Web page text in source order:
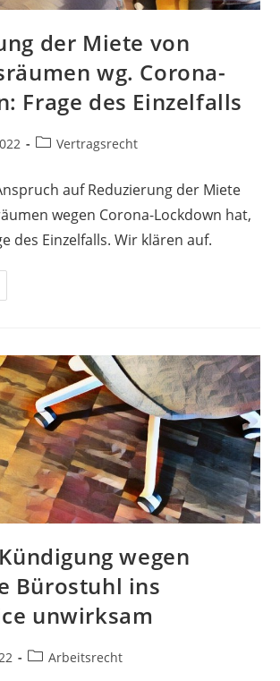
der Miete von
wg. Corona-
Frage des Einzelfalls
Vertragsrecht
auf Reduzierung der Miete
wegen Corona-Lockdown hat,
des Einzelfalls. Wir klären auf.
wegen
Bürostuhl ins
unwirksam
Arbeitsrecht